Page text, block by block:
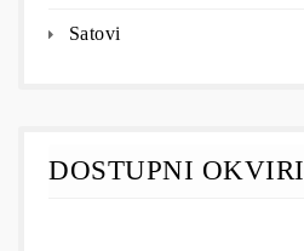
Satovi
DOSTUPNI OKVIRI